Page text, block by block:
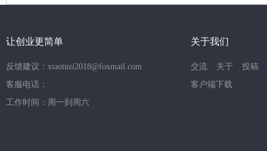
让创业更简单
反馈建议：xiaotuzi2018@foxmail.com
客服电话：
工作时间：周一到周六
关于我们
交流 关于
投稿
客户端下载